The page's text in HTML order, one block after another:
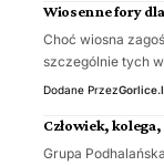
Wiosenne fory
Choć wiosna
szczególnie tych
Dodane Przez
Człowiek,
Grupa